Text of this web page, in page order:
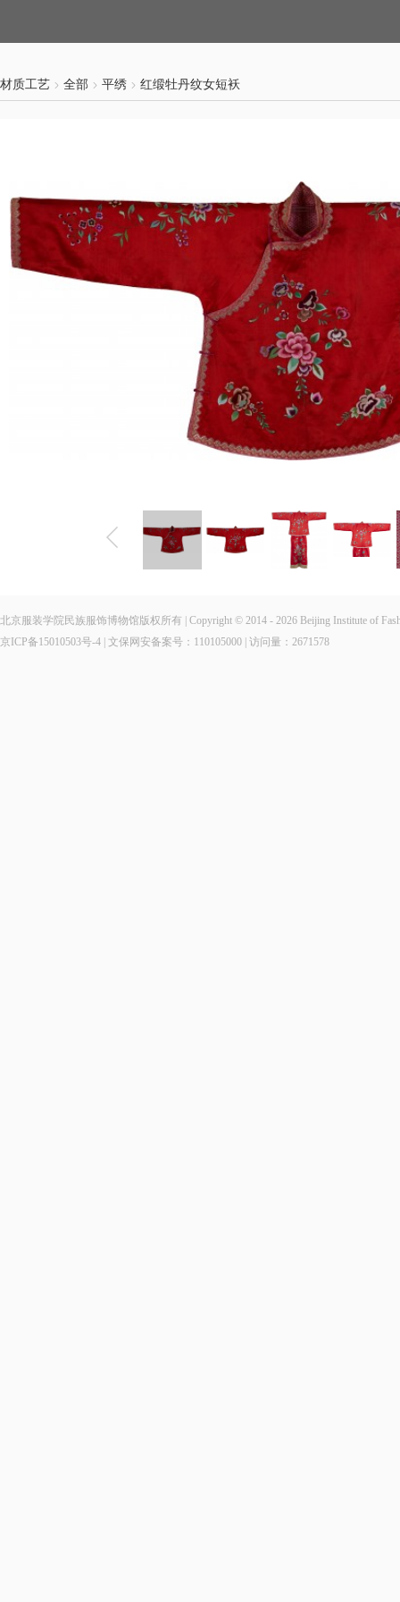
材质工艺 全部 平绣 红缎牡丹纹女短袄
北京服装学院民族服饰博物馆版权所有 | Copyright © 2014 - 2026 Beijing Institute of
京ICP备15010503号-4 | 文保网安备案号：110105000 | 访问量： 2671578